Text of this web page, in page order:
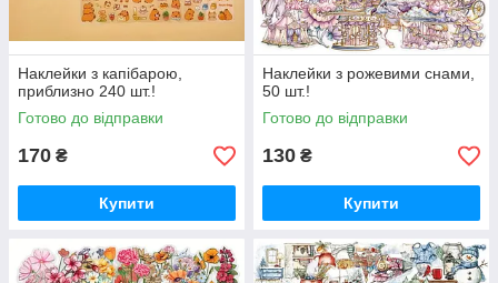
Наклейки з капібарою,
приблизно 240 шт.!
Готово до відправки
170 ₴
Купити
Наклейки з рожевими снами,
50 шт.!
Готово до відправки
130 ₴
Купити